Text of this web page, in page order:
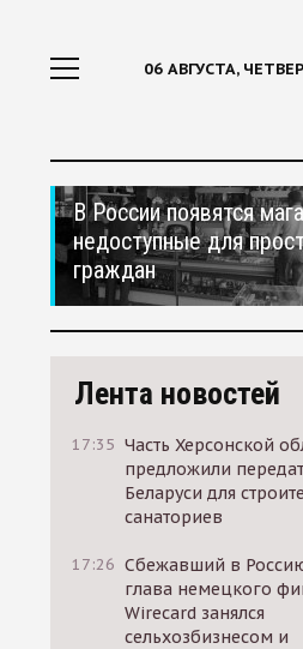
06 АВГУСТА,
В России появятся
недоступные для
граждан
Лента новостей
17:35 Часть Херсонской
предложили
Беларуси для
санаториев
17:26 Сбежавший в
глава немецкого
Wirecard занялся
сельхозбизнесом и